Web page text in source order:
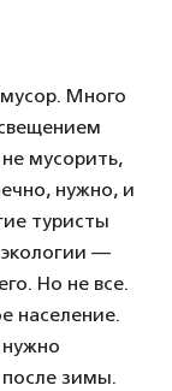
Много
мусорить,
нужно, и
туристы
экологии —
Но не все.
население.
после зимы.